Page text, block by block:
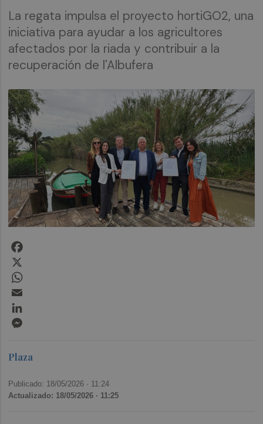
La regata impulsa el proyecto hortiGO2, una
iniciativa para ayudar a los agricultores
afectados por la riada y contribuir a la
recuperación de l'Albufera
Plaza
Publicado: 18/05/2026 · 11:24
Actualizado: 18/05/2026 · 11:25